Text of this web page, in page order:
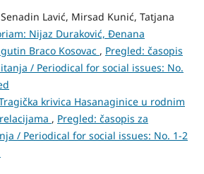
Lavić, Mirsad Kunić, Tatjana
Nijaz Duraković, Đenana
Braco Kosovac , Pregled: časopis
/ Periodical for social issues: No.
krivica Hasanaginice u rodnim
, Pregled: časopis za
/ Periodical for social issues: No. 1-2